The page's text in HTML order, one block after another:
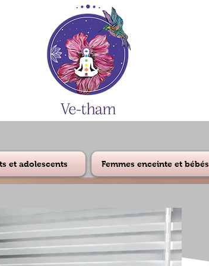
et adolescents Femmes enceinte et bébés